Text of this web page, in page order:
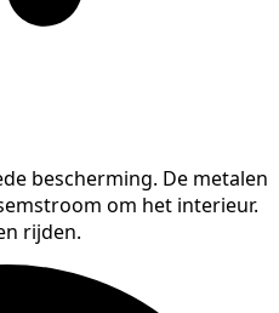
bescherming. De metalen
om het interieur.
rijden.